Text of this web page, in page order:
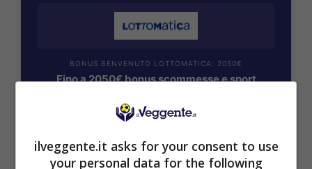
BONUS BENVENUTO LOTTOMATICA: 2050€
Fino a 2050€ bonus scommesse e sport
Bonus Scommesse + 100% fino a 2000€ in Bonus
Sport
2050€
ilveggente.it asks for your consent to use
your personal data for the following